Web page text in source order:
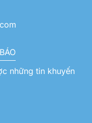
những tin khuyến